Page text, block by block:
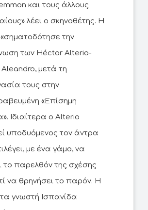
και τους άλλους
λέει ο σκηνοθέτης. Η
«σηματοδότησε την
των Héctor Alterio-
μετά τη
τους στην
«Επίσημη
Ιδιαίτερα ο Alterio
υποδυόμενος τον άντρα
με ένα γάμο, να
το παρελθόν της σχέσης
να θρηνήσει το παρόν. Η
γνωστή Ισπανίδα